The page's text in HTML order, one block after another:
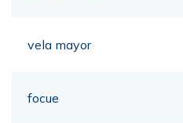
vela mayor
focue